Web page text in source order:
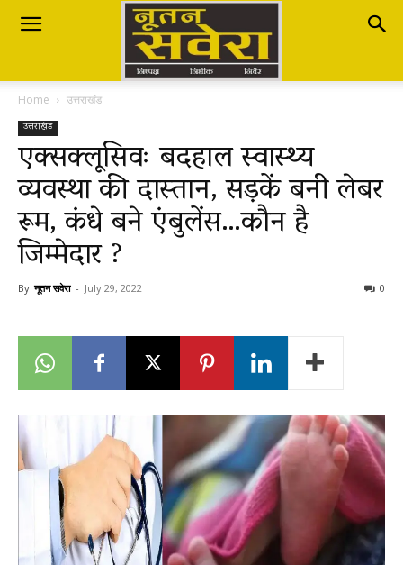
Nutan
Savera
नूतन
सवेरा
Breaking
News
Home उत्तराखंड
उत्तराखंड
एक्सक्लूसिवः बदहाल स्वास्थ्य
व्यवस्था की दास्तान, सड़कें बनी लेबर
रूम, कंधे बने एंबुलेंस…कौन है
जिम्मेदार ?
By नूतन सवेरा - July 29, 2022 0